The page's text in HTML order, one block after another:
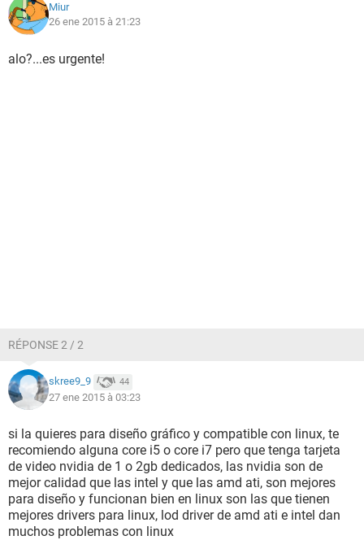
Miur
26 ene 2015 à 21:23
alo?...es urgente!
RÉPONSE 2 / 2
skree9_9 44
27 ene 2015 à 03:23
si la quieres para diseño gráfico y compatible con linux, te
recomiendo alguna core i5 o core i7 pero que tenga tarjeta
de video nvidia de 1 o 2gb dedicados, las nvidia son de
mejor calidad que las intel y que las amd ati, son mejores
para diseño y funcionan bien en linux son las que tienen
mejores drivers para linux, lod driver de amd ati e intel dan
muchos problemas con linux